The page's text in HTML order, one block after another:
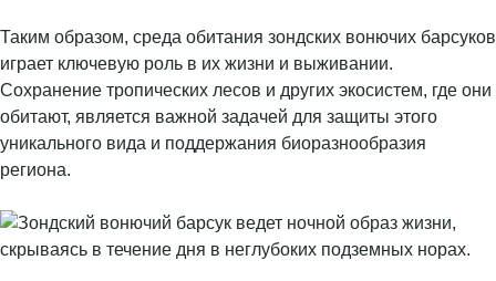
Таким образом, среда обитания зондских вонючих барсуков
играет ключевую роль в их жизни и выживании.
Сохранение тропических лесов и других экосистем, где они
обитают, является важной задачей для защиты этого
уникального вида и поддержания биоразнообразия
региона.